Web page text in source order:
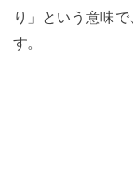
り」という意味
す。